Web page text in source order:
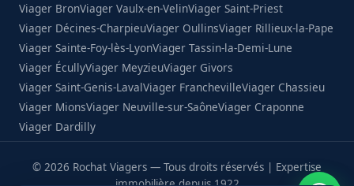
Viager BronViager Vaulx-en-VelinViager Saint-Priest
Viager Décines-CharpieuViager OullinsViager Rillieux-la-Pape
Viager Sainte-Foy-lès-LyonViager Tassin-la-Demi-Lune
Viager ÉcullyViager MeyzieuViager Givors
Viager Saint-Genis-LavalViager FranchevilleViager Chassieu
Viager MionsViager Neuville-sur-SaôneViager Craponne
Viager Dardilly
© 2026 Rochat Viagers — Tous droits réservés | Expertise